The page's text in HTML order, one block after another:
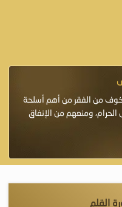
يعِدُكم الفقر﴾[البقرة:٢٦٨] الخوف من الفقر من أهم أسلحة
ومنعهم من الإنفاق